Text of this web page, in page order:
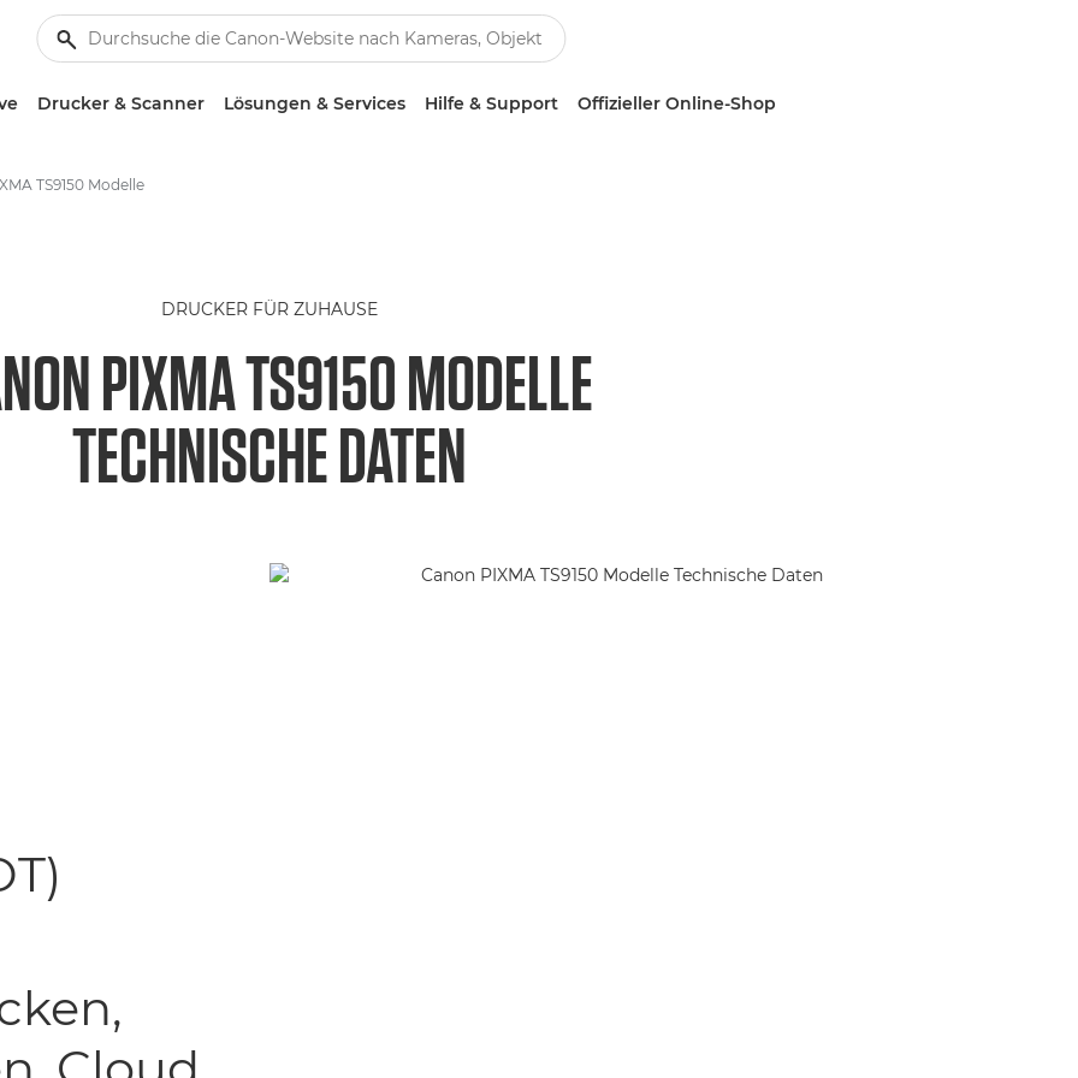
Drucker & Scanner Lösungen & Services Hilfe & Support Offizieller Online-Shop
TS9150 Modelle
DRUCKER FÜR ZUHAUSE
PIXMA TS9150 MODELLE
TECHNISCHE DATEN